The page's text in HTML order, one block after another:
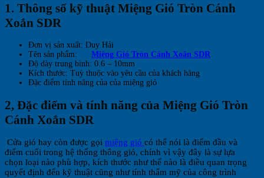
1. Thông số kỹ thuật Miệng Gió Tròn Cánh
Xoắn SDR
Đơn vị sản xuất: Duy Hải
Tên sản phẩm:
Miệng Gió Tròn Cánh Xoắn SDR
Độ dày trung bình: 0.6 – 10mm
Kích thước: Tuỳ thuộc vào yêu cầu của khách hàng
Đặc điểm tính năng của của miệng gió
2, Đặc điểm và tính năng của Miệng Gió Tròn
Cánh Xoắn SDR
Cửa gió hay còn được gọi miệng gió có thể nói là điểm đầu và
điểm cuối trong hệ thống thông gió, chính vì vậy đây là sự lựa
chọn loại nào phù hợp, kích thước như thế nào là điều quan trọng
quyết định đến kỹ thuật cũng như tính thẩm mỹ của công trình